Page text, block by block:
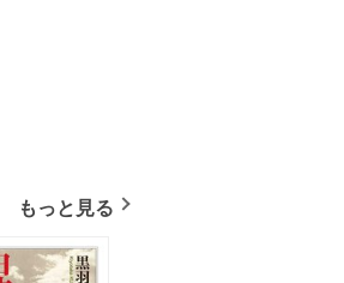
もっと見る